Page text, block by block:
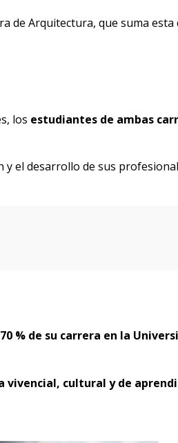
de Arquitectura, que suma
los estudiantes de ambas
el desarrollo de sus
% de su carrera en la
vivencial, cultural y de